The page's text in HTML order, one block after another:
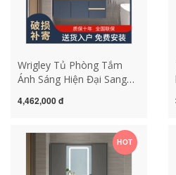
Wrigley Tủ Phòng Tắm
Ánh Sáng Hiện Đại Sang
Giản Washstand Gỗ Chắc
Gương Kết Hợp Bộ gương
tủ nhà tắm mẫu tủ gương
4,462,000 đ
HOT